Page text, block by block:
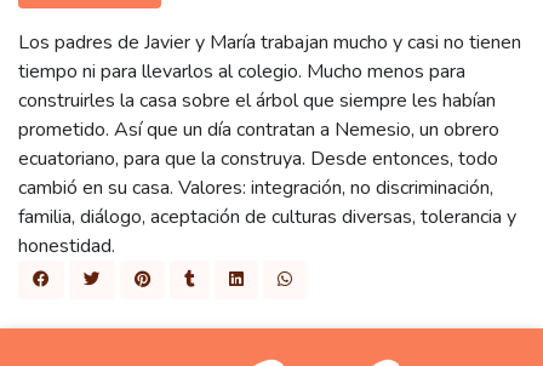
Los padres de Javier y María trabajan mucho y casi no tienen
tiempo ni para llevarlos al colegio. Mucho menos para
construirles la casa sobre el árbol que siempre les habían
prometido. Así que un día contratan a Nemesio, un obrero
ecuatoriano, para que la construya. Desde entonces, todo
cambió en su casa. Valores: integración, no discriminación,
familia, diálogo, aceptación de culturas diversas, tolerancia y
honestidad.